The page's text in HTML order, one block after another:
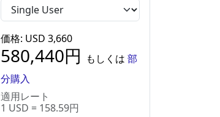
価格: USD 3,660
580,440円 もしくは 部
分購入
適用レート
1 USD = 158.59円